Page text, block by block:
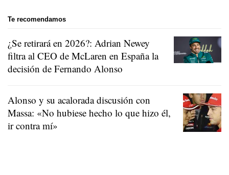
Te recomendamos
¿Se retirará en 2026?: Adrian Newey
filtra al CEO de McLaren en España la
decisión de Fernando Alonso
Alonso y su acalorada discusión con
Massa: «No hubiese hecho lo que hizo él,
ir contra mí»